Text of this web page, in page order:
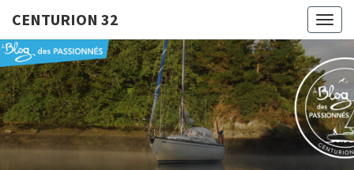
CENTURION 32
32
Le Blog
Des
Passionnés